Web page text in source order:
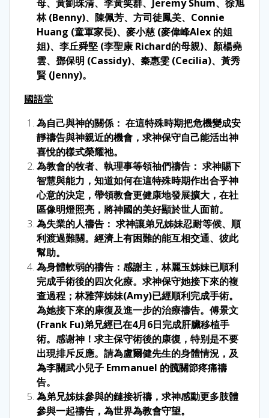
母、黃劉珠清、李黃笑群、Jeremy Shum、徐旭
林 (Benny)、陳佩芳、方司徒鳳美、Connie
Huang (童軍家長)、麥小慈 (麥偉峰Alex 的姐
姐)、李丘舜堅 (李聖康 Richard的母親)、顏楊堯
雲、鄧保明 (Cassidy)、秦惠雯 (Cecilia)、黃秀
賢 (Jenny)。
國語堂
為自己與神的關係： 在這特殊時期把危機變成安
靜禱告與神親近的機會，求神保守自己能活出神
喜悅的樣式榮耀祂。
為教會的牧者、執理事等領䄂們禱告： 求神賜下
智慧與能力，知道如何在這特殊時期作出合乎神
心意的決定，帶領教會更健康地發展擴大，在社
區像明燈照亮，將神國的美好顯於世人面前。
為失業的人禱告： 求神讓弟兄姊妹忍耐等候、順
利渡過難關。經濟上有困難的能互相交通、彼此
幫助。
為身體軟弱的禱告：感謝主，林麗玉姊妹已順利
完成手術後的四次化療。求神保守她接下來的複
查過程；林雅萍姊妹(Amy)已經順利完成手術。
為她接下來的康復及進一步的治療禱告。傅景文
(Frank Fu)弟兄經已在4月6日完成肝臟移植手
術。感谢神！求主保守術後的康復，特别是不要
出現排斥反應。請為盧爾健先生的身體情況，及
為李關武小兒子 Emmanuel 的髖關節疼痛禱
告。
為弟兄姊妹參與的鏈接祈禱，求神感動更多肢體
參與一起禱告，為世界為教會守望。